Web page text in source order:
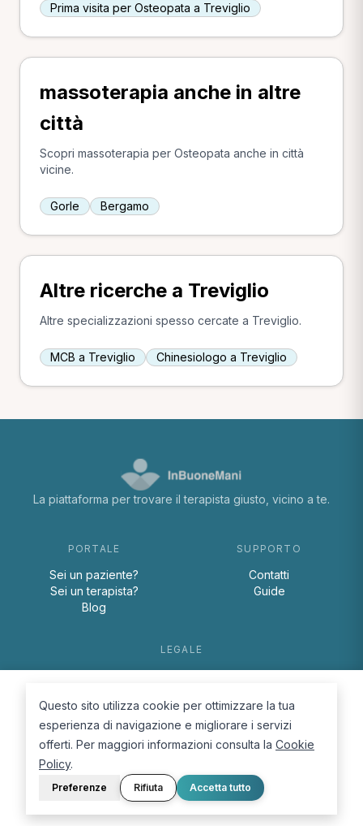
Prima visita per Osteopata a Treviglio
massoterapia anche in altre
città
Scopri massoterapia per Osteopata anche in città
vicine.
Gorle Bergamo
Altre ricerche a Treviglio
Altre specializzazioni spesso cercate a Treviglio.
MCB a Treviglio Chinesiologo a Treviglio
La piattaforma per trovare il terapista giusto, vicino a te.
PORTALE
Sei un paziente?
Sei un terapista?
Blog
SUPPORTO
Contatti
Guide
LEGALE
Cookie Policy
© 2026 D.Lab S.r.l. — InBuoneMani
Questo sito utilizza cookie per ottimizzare la tua
esperienza di navigazione e migliorare i servizi
offerti. Per maggiori informazioni consulta la Cookie
Policy.
Preferenze Rifiuta Accetta tutto